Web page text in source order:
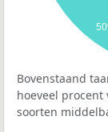
Bovenstaand
hoeveel
soorten